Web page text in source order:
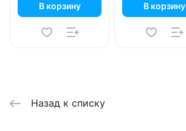
В корзину В корзину
Назад к списку